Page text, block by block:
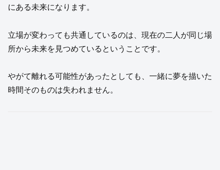
にある未来になります。
立場が変わっても共通しているのは、現在の二人が同じ場
所から未来を見つめているということです。
やがて離れる可能性があったとしても、一緒に夢を描いた
時間そのものは失われません。